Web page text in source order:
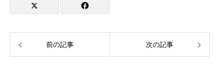
前の記事 次の記事